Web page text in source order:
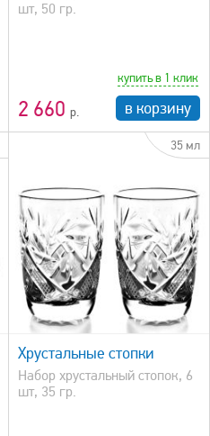
шт, 50 гр.
2 660
купить в 1 клик
в корзину
35 мл
Хрустальные стопки
Набор хрустальный стопок, 6
шт, 35 гр.